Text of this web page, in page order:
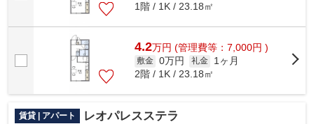
1階 / 1K / 23.18㎡
4.2万円 (管理費等：7,000円 )
敷金 0万円 礼金
1ヶ月
2階 / 1K / 23.18㎡
賃貸 | アパート レオパレスステラ